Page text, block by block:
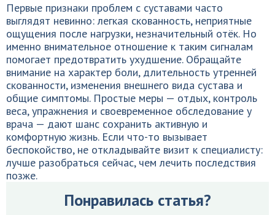
Первые признаки проблем с суставами часто
выглядят невинно: легкая скованность, неприятные
ощущения после нагрузки, незначительный отёк. Но
именно внимательное отношение к таким сигналам
помогает предотвратить ухудшение. Обращайте
внимание на характер боли, длительность утренней
скованности, изменения внешнего вида сустава и
общие симптомы. Простые меры — отдых, контроль
веса, упражнения и своевременное обследование у
врача — дают шанс сохранить активную и
комфортную жизнь. Если что-то вызывает
беспокойство, не откладывайте визит к специалисту:
лучше разобраться сейчас, чем лечить последствия
позже.
Понравилась статья?